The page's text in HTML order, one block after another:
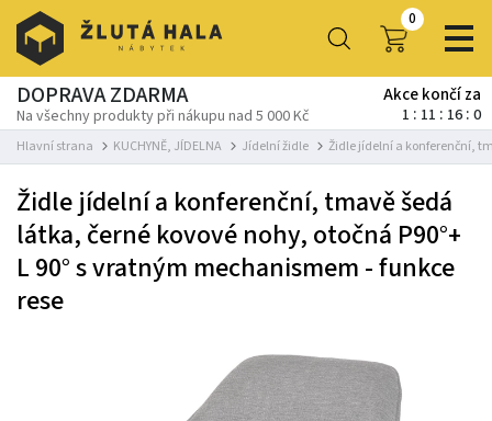
0
DOPRAVA ZDARMA
Na všechny produkty při nákupu nad 5 000 Kč
Akce končí za
11 15 59
Hlavní strana KUCHYNĚ, JÍDELNA Jídelní židle Židle jídelní a konferenční,
Židle jídelní a konferenční, tmavě šedá
látka, černé kovové nohy, otočná P90°+
L 90° s vratným mechanismem - funkce
rese